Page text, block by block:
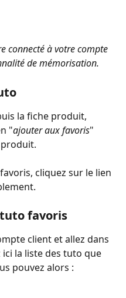
connecté à votre compte
de mémorisation.
la fiche produit,
"ajouter aux favoris"
cliquez sur le lien
favoris
client et allez dans
ici la liste des tuto que
pouvez alors :